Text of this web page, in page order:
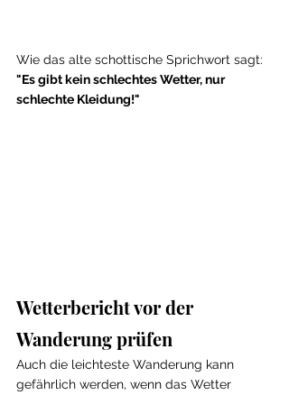
Wie das alte schottische Sprichwort sagt:
"Es gibt kein schlechtes Wetter, nur
schlechte Kleidung!"
Wetterbericht vor der
Wanderung prüfen
Auch die leichteste Wanderung kann
gefährlich werden, wenn das Wetter